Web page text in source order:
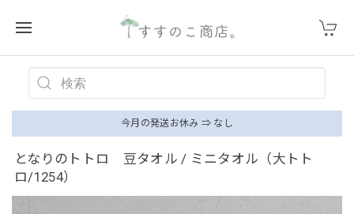
今月の発送お休み ⇒ なし
となりのトトロ 豆タオル / ミニタオル（大トト
ロ/1254）